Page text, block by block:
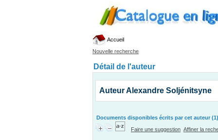
Accueil
Nouvelle recherche
Détail de l'auteur
Auteur Alexandre Soljénitsyne
Documents disponibles écrits par cet auteur (1)
Faire une suggestion Affiner la